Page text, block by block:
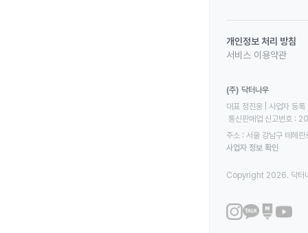
개인정보 처리 방침
서비스 이용약관
(주) 닥터나우
대표 정진웅 | 사업자
통신판매업 신고번호
주소 : 서울 강남구 테헤
사업자 정보 확인
Copyright 2026. 닥터